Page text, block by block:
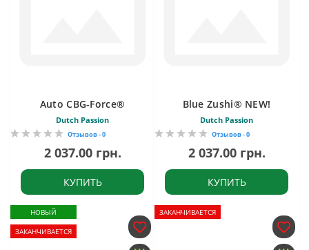
Auto CBG-Force®
Dutch Passion
Отзывов - 0
2 037.00 грн.
КУПИТЬ
Blue Zushi® NEW!
Dutch Passion
Отзывов - 0
2 037.00 грн.
КУПИТЬ
НОВЫЙ
ЗАКАНЧИВАЕТСЯ
ЗАКАНЧИВАЕТСЯ